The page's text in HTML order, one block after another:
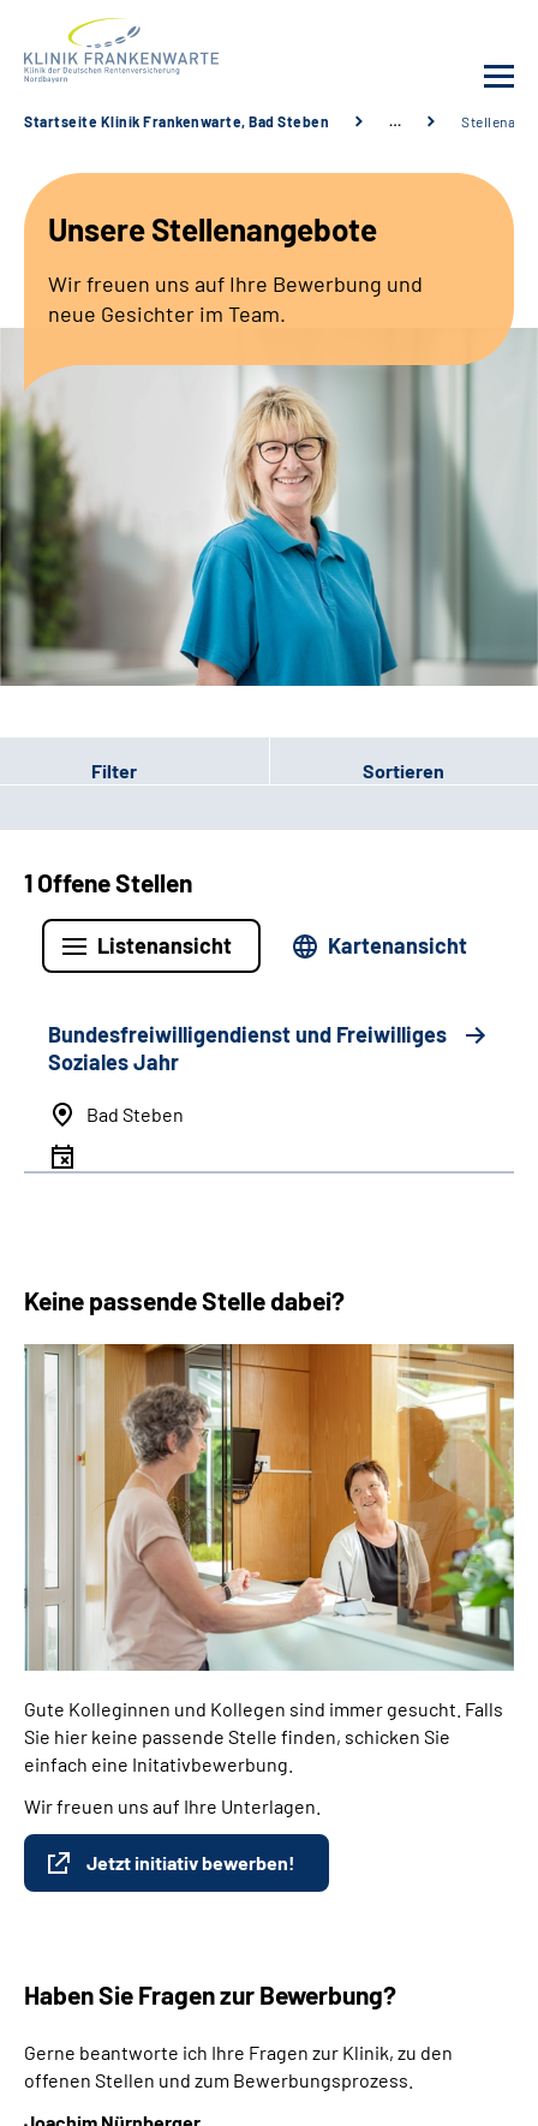
Leistungsangebot
Fachbereiche
Service
Karriere
Suche
Leichte Sprache
Gebärdensprache
Patienten-Login
Startseite Klinik Frankenwarte, Bad Steben …
Unsere Stellenangebote
Wir freuen uns auf Ihre Bewerbung und
neue Gesichter im Team.
Filter Sortieren
1 Offene Stellen
Listenansicht Kartenansicht
Bundesfreiwilligendienst und Freiwilliges
Soziales Jahr
Bad Steben
Keine passende Stelle dabei?
Gute Kolleginnen und Kollegen sind immer gesucht. Falls
Sie hier keine passende Stelle finden, schicken Sie
einfach eine Initativbewerbung.
Wir freuen uns auf Ihre Unterlagen.
Jetzt initiativ bewerben!
Haben Sie Fragen zur Bewerbung?
Gerne beantworte ich Ihre Fragen zur Klinik, zu den
offenen Stellen und zum Bewerbungsprozess.